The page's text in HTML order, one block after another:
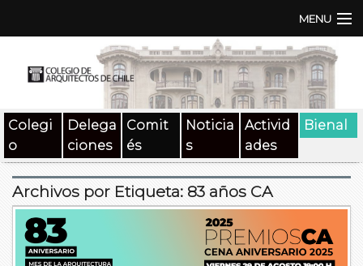
MENU
Documentos
SAT
Beneficios
Colegi
o
Delega
ciones
Comit
és
Noticia
s
Activid
ades
Bienal
Archivos por Etiqueta: 83 años CA